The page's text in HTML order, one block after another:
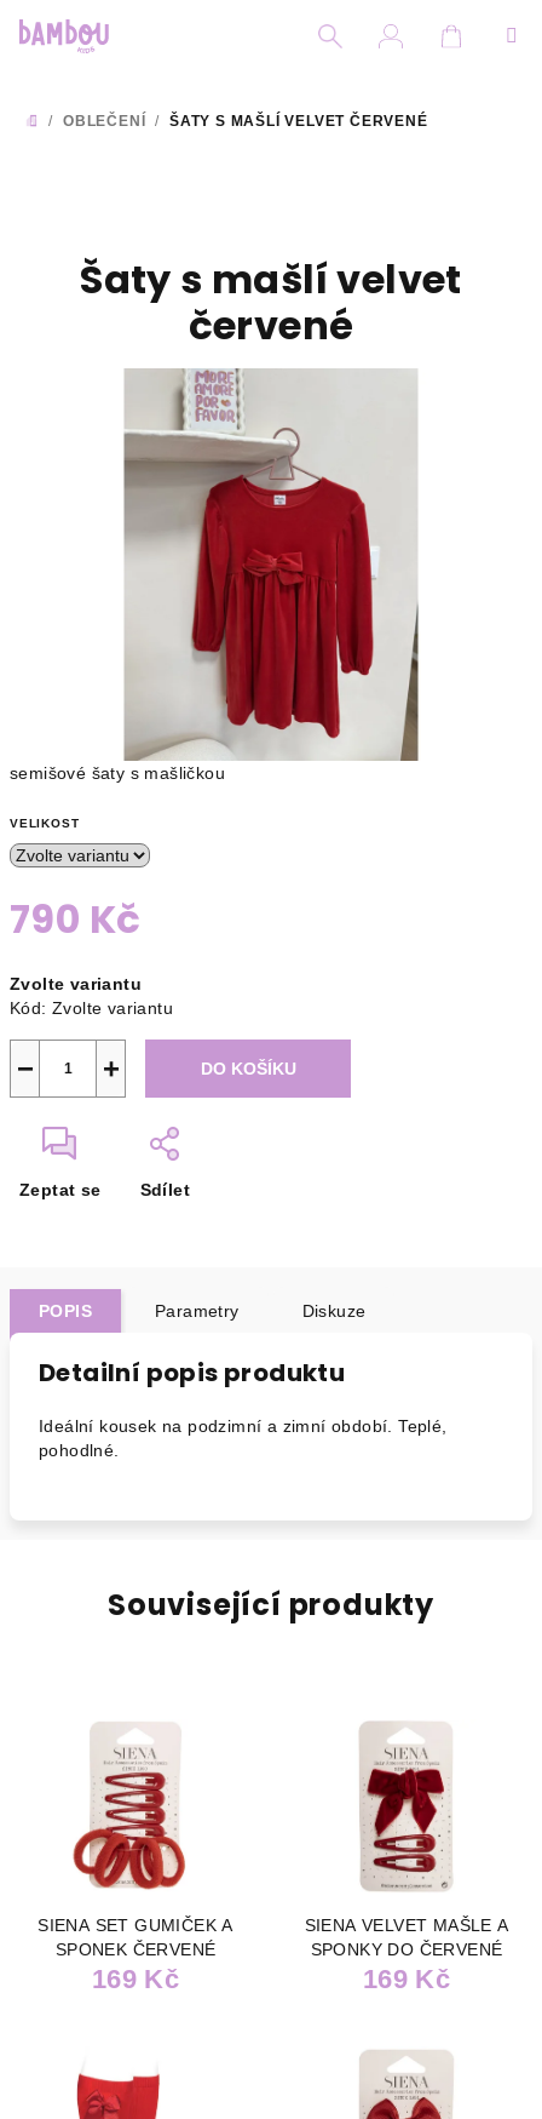
DOMŮ
/ OBLEČENÍ / ŠATY S MAŠLÍ VELVET ČERVENÉ
semišové šaty s mašličkou
VELIKOST
790 Kč
cena:
Zvolte variantu
Kód: Zvolte variantu
+
− DO KOŠÍKU
Zeptat se Sdílet
Šaty s mašlí velvet
červené
POPIS Parametry Diskuze
Detailní popis produktu
Ideální kousek na podzimní a zimní období. Teplé,
pohodlné.
Související produkty
SIENA SET GUMIČEK A
SPONEK ČERVENÉ
169 Kč
SIENA VELVET MAŠLE A
SPONKY DO ČERVENÉ
169 Kč